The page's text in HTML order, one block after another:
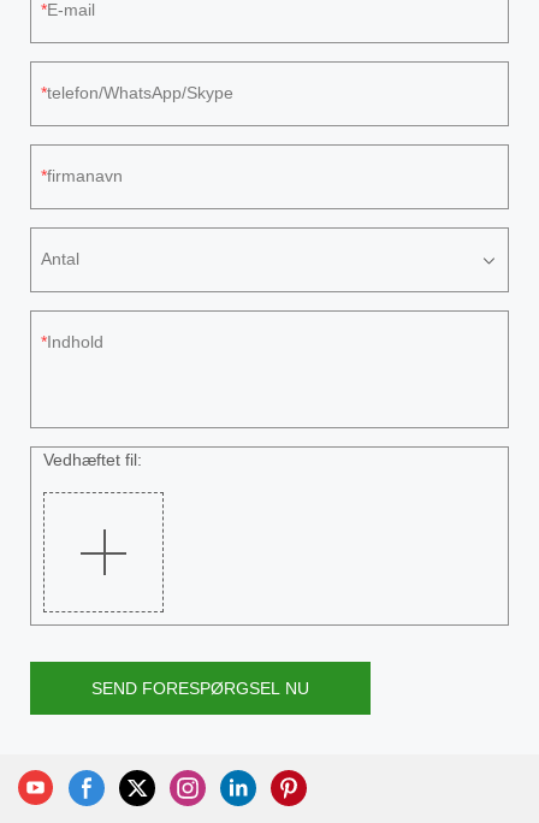
E-mail
telefon/WhatsApp/Skype
firmanavn
Antal
Indhold
Vedhæftet fil:
SEND FORESPØRGSEL NU